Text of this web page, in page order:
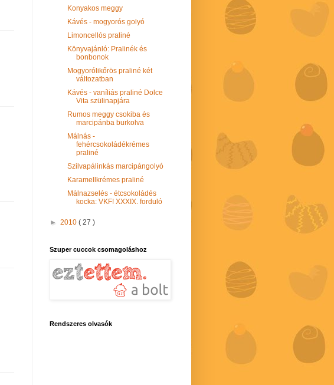
Konyakos meggy
Kávés - mogyorós golyó
Limoncellós praliné
Könyvajánló: Pralinék és
bonbonok
Mogyorólikőrös praliné két
változatban
Kávés - vaníliás praliné Dolce
Vita szülinapjára
Rumos meggy csokiba és
marcipánba burkolva
Málnás -
fehércsokoládékrémes
praliné
Szilvapálinkás marcipángolyó
Karamellkrémes praliné
Málnazselés - étcsokoládés
kocka: VKF! XXXIX. forduló
► 2010 ( 27 )
Szuper cuccok csomagoláshoz
Rendszeres olvasók